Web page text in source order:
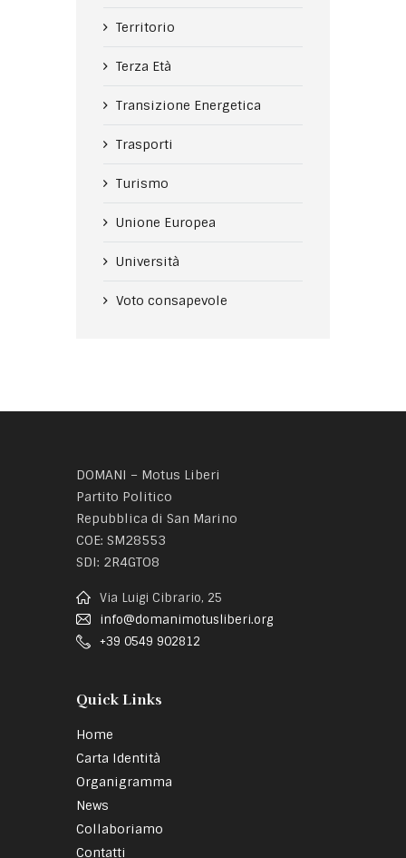
Territorio
Terza Età
Transizione Energetica
Trasporti
Turismo
Unione Europea
Università
Voto consapevole
DOMANI – Motus Liberi
Partito Politico
Repubblica di San Marino
COE: SM28553
SDI: 2R4GTO8
Via Luigi Cibrario, 25
info@domanimotusliberi.org
+39 0549 902812
Quick Links
Home
Carta Identità
Organigramma
News
Collaboriamo
Contatti